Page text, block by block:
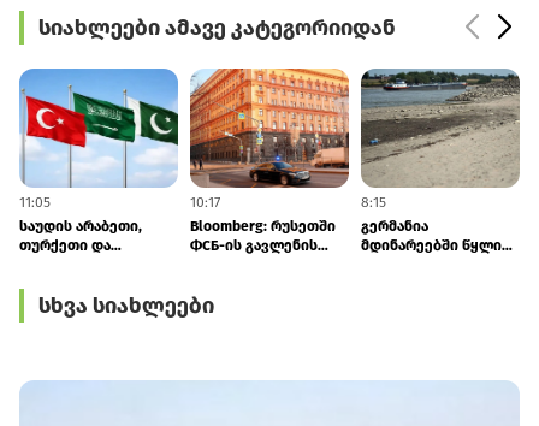
სიახლეები ამავე კატეგორიიდან
11:05
საუდის არაბეთი,
თურქეთი და
თავდაცვაზე
შეთანხმდნენ
10:17
Bloomberg: რუსეთში
ФСБ-ის გავლენის
8:15
გერმანია
მდინარეებში წყლის
სხვა სიახლეები